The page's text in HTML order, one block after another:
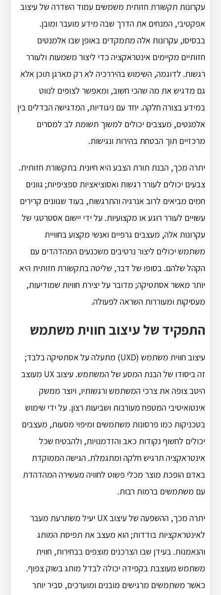
עקרונות תקשורת חזותית משמשים עמוד השדרה של עיצוב
אפקטיבי, המנחים את הדרך שבה מידע מועבר ומובן.
בבסיסו, עקרונות אלה מתמקדים באופן שבו אלמנטים
חזותיים מקיימים אינטראקציה כדי ליצור משמעות ולעורר
רגשות. לדוגמה, השימוש בהיררכיה לא רק מארגן תוכן אלא
גם מדגיש את מה שהכי חשוב, ומאפשר לצופים לנווט
במידע בצורה חלקה. יחד עם ניגודיות, המדגישה הבדלים בין
אלמנטים, מעצבים יכולים למשוך תשומת לב למסרים
מרכזיים תוך הבטחת בהירות ונגישות.
יתרה מכך, הבנת תורת הצבע היא חיונית בתקשורת חזותית.
צבעים יכולים לעורר רגשות ואסוציאציות ספציפיות; גוונים
חמים מביאים לרוב אנרגיה והתרגשות, בעוד שגוונים קרירים
עשויים לעורר רוגע או מקצועיות. על ידי יישום אסטרטגי של
עקרונות אלה, מעצבים גרפיים ואנשי מקצוע בחוויית
משתמש יכולים ליצור נרטיבים משכנעים המהדהדים עם
הקהל שלהם. בסופו של דבר, שליטה בתקשורת חזותית היא
יותר מאשר אסתטיקה; מדובר על יצירת חוויות שמודיעות,
מעסיקות ומעוררות השראה לפעולה.
התפקיד של עיצוב חווית משתמש
עיצוב חווית משתמש (UXD) מתעלה על אסתטיקה בלבד;
זה ביסודו של הבנת המסע של המשתמש. עיצוב UX מעוצב
היטב צופה את צרכי המשתמש ורגשותיו, ויוצר ממשק
אינטואיטיבי המטפח מעורבות ושביעות רצון. על ידי שימוש
בטכניקות כמו פרסונות משתמשים ומיפוי מסעות, מעצבים
יכולים לחשוף נקודות כאב והזדמנויות, ולהבטיח שכל
אינטראקציה תרגיש חלקה ומתגמלת. הגישה הממוקדת
באדם הופכת מוצר מכלי פשוט לחוויה מעשירה המהדהדת
עם משתמשים ברמות רבות.
יתרה מכך, ההשפעה של עיצוב UX יעיל משתרעת מעבר
לאינטראקציות בודדות; הוא מעצב את תפיסת המותג
והנאמנות. בעידן שבו הצרכנים מוצפים בבחירות, חווית
משתמש מעוצבת בקפידה יכולה לבדל מותג בשוק צפוף.
כאשר משתמשים מרגישים מובנים ומוערכים, סביר יותר